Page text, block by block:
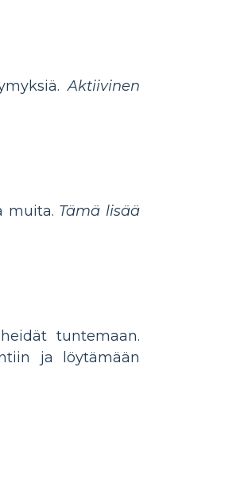
Aktiivinen
muita. Tämä lisää
tuntemaan.
ja löytämään